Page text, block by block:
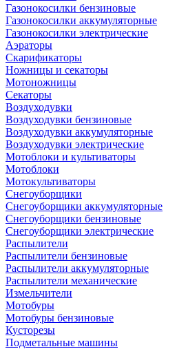
Газонокосилки бензиновые
Газонокосилки аккумуляторные
Газонокосилки электрические
Аэраторы
Скарификаторы
Ножницы и секаторы
Мотоножницы
Секаторы
Воздуходувки
Воздуходувки бензиновые
Воздуходувки аккумуляторные
Воздуходувки электрические
Мотоблоки и культиваторы
Мотоблоки
Мотокультиваторы
Снегоуборщики
Снегоуборщики аккумуляторные
Снегоуборщики бензиновые
Снегоуборщики электрические
Распылители
Распылители бензиновые
Распылители аккумуляторные
Распылители механические
Измельчители
Мотобуры
Мотобуры бензиновые
Кусторезы
Подметальные машины